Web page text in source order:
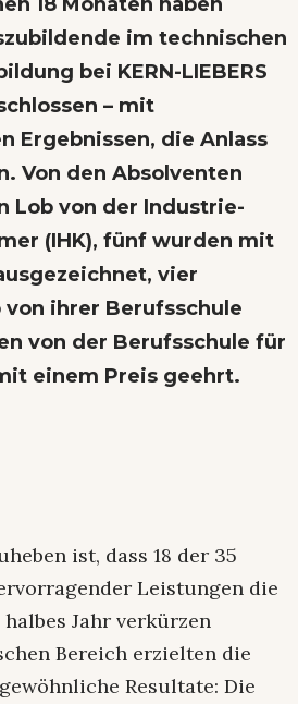
im technischen
bei KERN-LIEBERS
– mit
Ergebnissen, die Anlass
Von den Absolventen
Lob von der Industrie-
(IHK), fünf wurden mit
vier
von ihrer Berufsschule
von der Berufsschule für
einem Preis geehrt.
ist, dass 18 der 35
Leistungen die
Jahr verkürzen
Bereich erzielten die
Resultate: Die